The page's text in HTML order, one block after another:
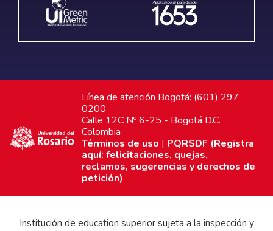
Línea de atención Bogotá: (601) 297
0200
Calle 12C Nº 6-25 - Bogotá D.C.
Colombia
Términos de uso | PQRSDF (Registra
aquí: felicitaciones, quejas,
reclamos, sugerencias y derechos de
petición)
Institución de education superior sujeta a la inspección y